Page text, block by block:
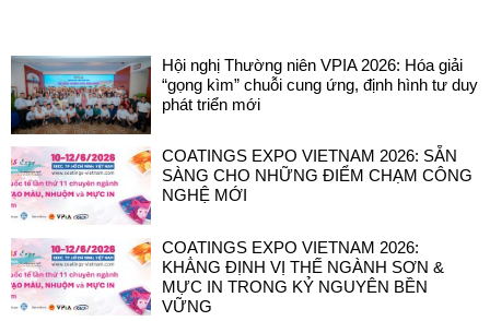
Hội nghị Thường niên VPIA 2026: Hóa giải
“gọng kìm” chuỗi cung ứng, định hình tư duy
phát triển mới
COATINGS EXPO VIETNAM 2026: SẴN
SÀNG CHO NHỮNG ĐIỂM CHẠM CÔNG
NGHỆ MỚI
COATINGS EXPO VIETNAM 2026:
KHẲNG ĐỊNH VỊ THẾ NGÀNH SƠN &
MỰC IN TRONG KỶ NGUYÊN BỀN
VỮNG